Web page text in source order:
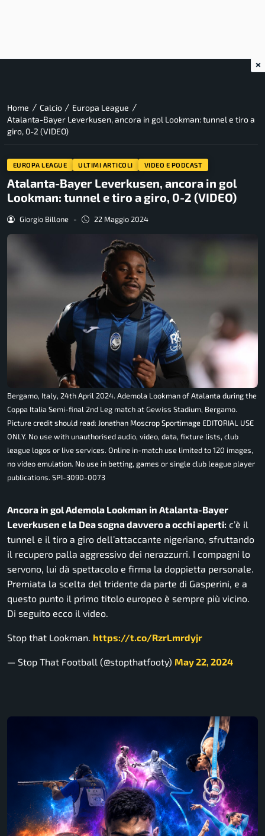
Home / Calcio / Europa League /
Atalanta-Bayer Leverkusen, ancora in gol Lookman: tunnel e tiro a
giro, 0-2 (VIDEO)
EUROPA LEAGUE ULTIMI ARTICOLI VIDEO E PODCAST
Atalanta-Bayer Leverkusen, ancora in gol
Lookman: tunnel e tiro a giro, 0-2 (VIDEO)
Giorgio Billone - 22 Maggio 2024
Bergamo, Italy, 24th April 2024. Ademola Lookman of Atalanta during the
Coppa Italia Semi-final 2nd Leg match at Gewiss Stadium, Bergamo.
Picture credit should read: Jonathan Moscrop Sportimage EDITORIAL USE
ONLY. No use with unauthorised audio, video, data, fixture lists, club
league logos or live services. Online in-match use limited to 120 images,
no video emulation. No use in betting, games or single club league player
publications. SPI-3090-0073
Ancora in gol Ademola Lookman in Atalanta-Bayer
Leverkusen e la Dea sogna davvero a occhi aperti: c’è il
tunnel e il tiro a giro dell’attaccante nigeriano, sfruttando
il recupero palla aggressivo dei nerazzurri. I compagni lo
servono, lui dà spettacolo e firma la doppietta personale.
Premiata la scelta del tridente da parte di Gasperini, e a
questo punto il primo titolo europeo è sempre più vicino.
Di seguito ecco il video.
Stop that Lookman. https://t.co/RzrLmrdyjr
— Stop That Football (@stopthatfooty) May 22, 2024
×